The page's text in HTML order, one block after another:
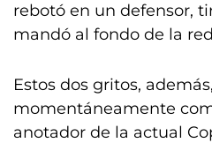
rebotó en un defensor,
mandó al fondo de la
Estos dos gritos,
momentáneamente
anotador de la actual